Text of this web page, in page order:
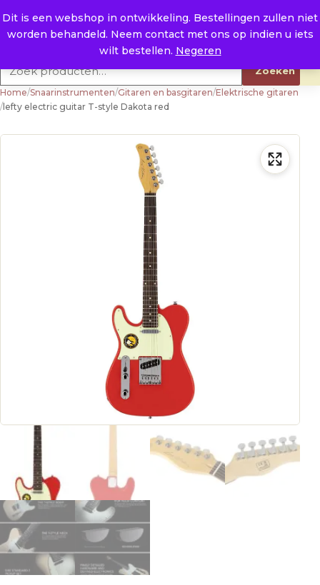
Dit is een webshop in ontwikkeling. Bestellingen zullen niet
worden behandeld. Neem contact met ons op indien u iets
wilt bestellen. Negeren
E. info@raysland.nl
Productcategorieën
Zoeken
Home/Snaarinstrumenten/Gitaren en basgitaren/Elektrische gitaren
/ lefty electric guitar T-style Dakota red